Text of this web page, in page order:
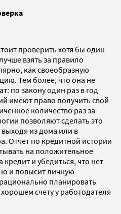
проверить хотя бы один
взять за правило
как своеобразную
Тем более, что она не
по закону один раз в год
имеют право получить свой
количество раз за
позволяют сделать это
из дома или в
Отчет по кредитной истории
на положительное
и убедиться, что нет
и повысит личную
планировать
счету у работодателя